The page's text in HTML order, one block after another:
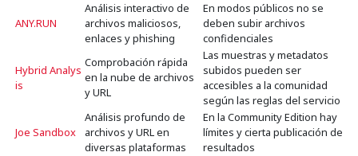
ANY.RUN
Análisis interactivo de
archivos maliciosos,
enlaces y phishing
En modos públicos no se
deben subir archivos
confidenciales
Hybrid Analys
is
Comprobación rápida
en la nube de archivos
y URL
Las muestras y metadatos
subidos pueden ser
accesibles a la comunidad
según las reglas del servicio
Joe Sandbox
Análisis profundo de
archivos y URL en
diversas plataformas
En la Community Edition hay
límites y cierta publicación de
resultados